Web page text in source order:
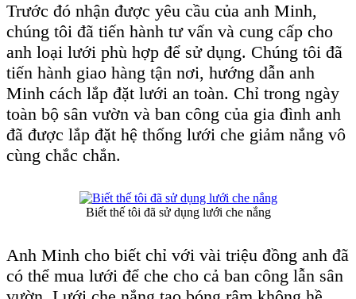
Trước đó nhận được yêu cầu của anh Minh,
chúng tôi đã tiến hành tư vấn và cung cấp cho
anh loại lưới phù hợp để sử dụng. Chúng tôi đã
tiến hành giao hàng tận nơi, hướng dẫn anh
Minh cách lắp đặt lưới an toàn. Chỉ trong ngày
toàn bộ sân vườn và ban công của gia đình anh
đã được lắp đặt hệ thống lưới che giảm nắng vô
cùng chắc chắn.
Biết thế tôi đã sử dụng lưới che nắng
Anh Minh cho biết chỉ với vài triệu đồng anh đã
có thể mua lưới để che cho cả ban công lẫn sân